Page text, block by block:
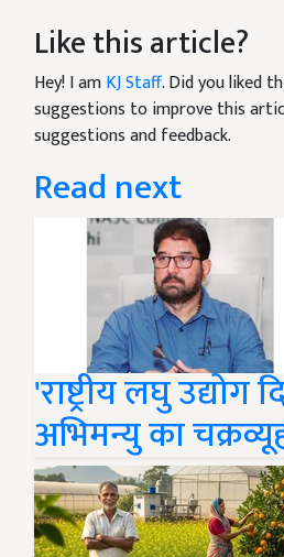
Like this article?
Hey! I amKJ Staff. Did you liked
suggestions to improve this
suggestions and feedback.
Read next
'राष्ट्रीय लघु
अभिमन्यु का